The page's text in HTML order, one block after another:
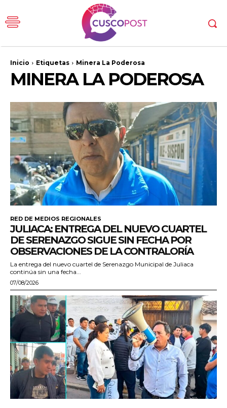
Inicio Etiquetas Minera La Poderosa
MINERA LA PODEROSA
RED DE MEDIOS REGIONALES
JULIACA: ENTREGA DEL NUEVO CUARTEL
DE SERENAZGO SIGUE SIN FECHA POR
OBSERVACIONES DE LA CONTRALORÍA
La entrega del nuevo cuartel de Serenazgo Municipal de Juliaca
continúa sin una fecha...
07/08/2026